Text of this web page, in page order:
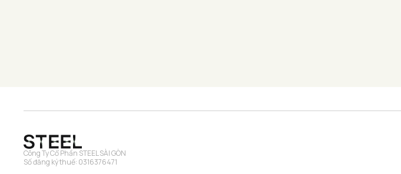
Công Ty Cổ Phần STEEL SÀI GÒN
Số đăng ký thuế: 0316376471